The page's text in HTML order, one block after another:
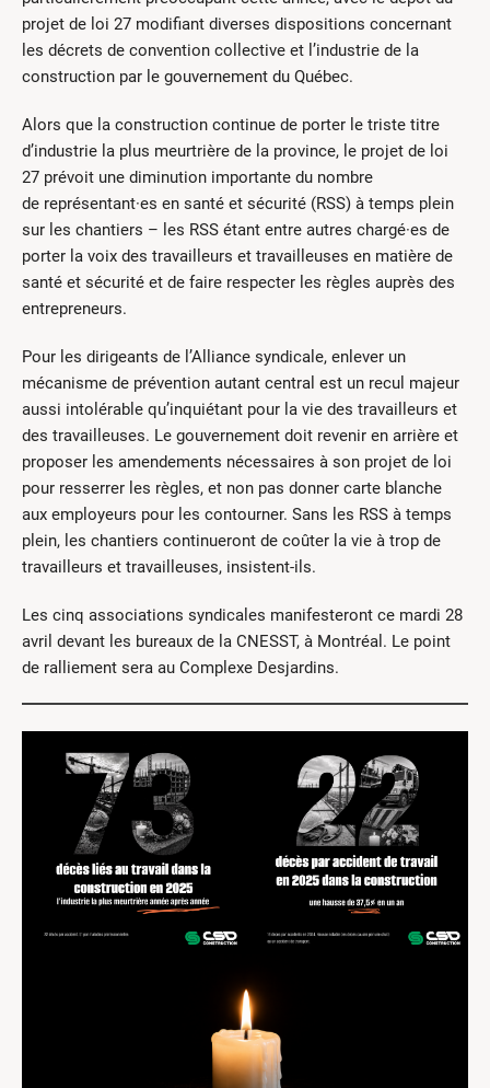
projet de loi 27 modifiant diverses dispositions concernant
les décrets de convention collective et l’industrie de la
construction par le gouvernement du Québec.
Alors que la construction continue de porter le triste titre
d’industrie la plus meurtrière de la province, le projet de loi
27 prévoit une diminution importante du nombre
de représentant·es en santé et sécurité (RSS) à temps plein
sur les chantiers – les RSS étant entre autres chargé·es de
porter la voix des travailleurs et travailleuses en matière de
santé et sécurité et de faire respecter les règles auprès des
entrepreneurs.
Pour les dirigeants de l’Alliance syndicale, enlever un
mécanisme de prévention autant central est un recul majeur
aussi intolérable qu’inquiétant pour la vie des travailleurs et
des travailleuses. Le gouvernement doit revenir en arrière et
proposer les amendements nécessaires à son projet de loi
pour resserrer les règles, et non pas donner carte blanche
aux employeurs pour les contourner. Sans les RSS à temps
plein, les chantiers continueront de coûter la vie à trop de
travailleurs et travailleuses, insistent-ils.
Les cinq associations syndicales manifesteront ce mardi 28
avril devant les bureaux de la CNESST, à Montréal. Le point
de ralliement sera au Complexe Desjardins.